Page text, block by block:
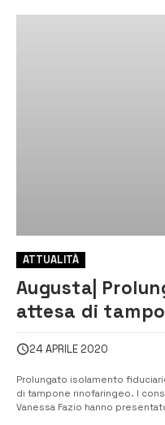
ATTUALITÀ
Augusta|
attesa di
24 APRILE 2020
Prolungato isolamento
di tampone rinofaringeo. I
Vanessa Fazio hanno